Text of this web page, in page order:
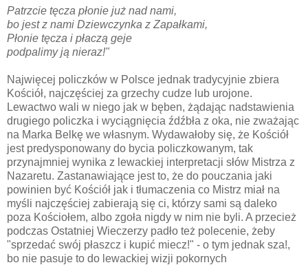
Patrzcie tęcza płonie już nad nami,
bo jest z nami Dziewczynka z Zapałkami,
Płonie tęcza i płaczą geje
podpalimy ją nieraz!"
Najwięcej policzków w Polsce jednak tradycyjnie zbiera
Kościół, najczęściej za grzechy cudze lub urojone.
Lewactwo wali w niego jak w bęben, żądając nadstawienia
drugiego policzka i wyciągnięcia źdźbła z oka, nie zważając
na Marka Belkę we własnym. Wydawałoby się, że Kościół
jest predysponowany do bycia policzkowanym, tak
przynajmniej wynika z lewackiej interpretacji słów Mistrza z
Nazaretu. Zastanawiające jest to, że do pouczania jaki
powinien być Kościół jak i tłumaczenia co Mistrz miał na
myśli najczęściej zabierają się ci, którzy sami są daleko
poza Kościołem, albo zgoła nigdy w nim nie byli. A przecież
podczas Ostatniej Wieczerzy padło też polecenie, żeby
"sprzedać swój płaszcz i kupić miecz!" - o tym jednak sza!,
bo nie pasuje to do lewackiej wizji pokornych